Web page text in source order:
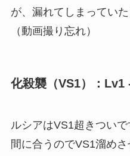
が、漏れてしまってい
（動画撮り忘れ）
化殺襲（VS1）：Lv1
ルシアはVS1超きつい
間に合うのでVS1溜め